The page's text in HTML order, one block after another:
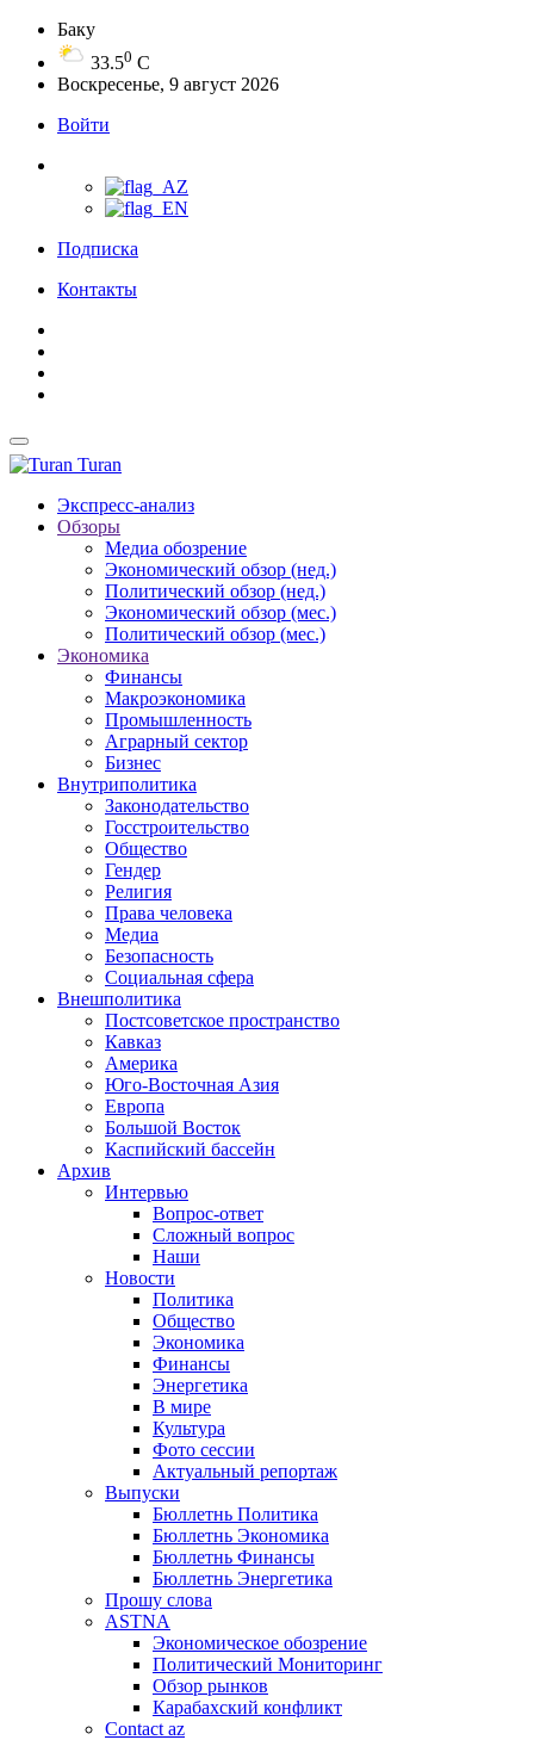
Баку
33.50 C
Воскресенье, 9 август 2026
Войти
Подписка
Контакты
Turan
Экспресс-анализ
Обзоры
Медиа обозрение
Экономический обзор (нед.)
Политический обзор (нед.)
Экономический обзор (мес.)
Политический обзор (мес.)
Экономика
Финансы
Макроэкономика
Промышленность
Аграрный сектор
Бизнес
Внутриполитика
Законодательство
Госстроительство
Общество
Гендер
Религия
Права человека
Медиа
Безопасность
Социальная сфера
Внешполитика
Постсоветское пространство
Кавказ
Америка
Юго-Восточная Азия
Европа
Большой Восток
Каспийский бассейн
Архив
Интервью
Вопрос-ответ
Сложный вопрос
Наши
Новости
Политика
Общество
Экономика
Финансы
Энергетика
В мире
Культура
Фото сессии
Актуальный репортаж
Выпуски
Бюллетнь Политика
Бюллетнь Экономика
Бюллетнь Финансы
Бюллетнь Энергетика
Прошу слова
ASTNA
Экономическое обозрение
Политический Мониторинг
Обзор рынков
Карабахский конфликт
Contact az